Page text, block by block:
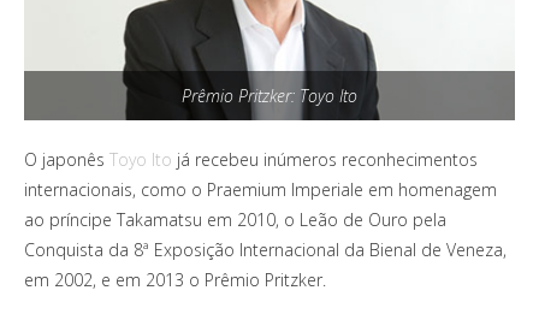
Prêmio Pritzker: Toyo Ito
O japonês Toyo Ito já recebeu inúmeros reconhecimentos
internacionais, como o Praemium Imperiale em homenagem
ao príncipe Takamatsu em 2010, o Leão de Ouro pela
Conquista da 8ª Exposição Internacional da Bienal de Veneza,
em 2002, e em 2013 o Prêmio Pritzker.